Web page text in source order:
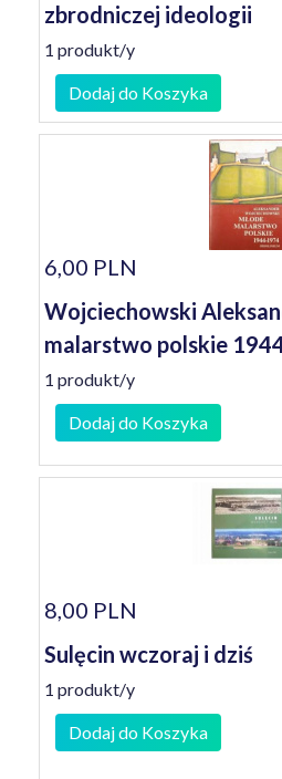
zbrodniczej ideologii
1 produkt/y
Dodaj do Koszyka
6,00 PLN
Wojciechowski
malarstwo polskie
1 produkt/y
Dodaj do Koszyka
8,00 PLN
Sulęcin wczoraj i dziś
1 produkt/y
Dodaj do Koszyka